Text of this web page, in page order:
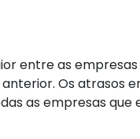
entre as
Os atrasos
as empresas